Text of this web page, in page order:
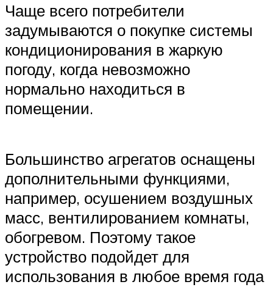
Чаще всего потребители
задумываются о покупке системы
кондиционирования в жаркую
погоду, когда невозможно
нормально находиться в
помещении.
Большинство агрегатов оснащены
дополнительными функциями,
например, осушением воздушных
масс, вентилированием комнаты,
обогревом. Поэтому такое
устройство подойдет для
использования в любое время года